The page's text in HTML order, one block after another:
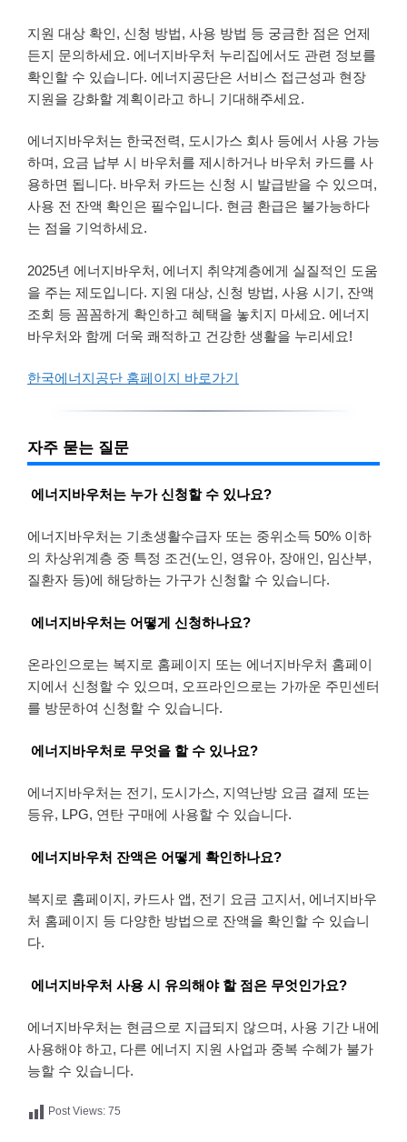
지원 대상 확인, 신청 방법, 사용 방법 등 궁금한 점은 언제
든지 문의하세요. 에너지바우처 누리집에서도 관련 정보를
확인할 수 있습니다. 에너지공단은 서비스 접근성과 현장
지원을 강화할 계획이라고 하니 기대해주세요.
에너지바우처는 한국전력, 도시가스 회사 등에서 사용 가능
하며, 요금 납부 시 바우처를 제시하거나 바우처 카드를 사
용하면 됩니다. 바우처 카드는 신청 시 발급받을 수 있으며,
사용 전 잔액 확인은 필수입니다. 현금 환급은 불가능하다
는 점을 기억하세요.
2025년 에너지바우처, 에너지 취약계층에게 실질적인 도움
을 주는 제도입니다. 지원 대상, 신청 방법, 사용 시기, 잔액
조회 등 꼼꼼하게 확인하고 혜택을 놓치지 마세요. 에너지
바우처와 함께 더욱 쾌적하고 건강한 생활을 누리세요!
한국에너지공단 홈페이지 바로가기
자주 묻는 질문
에너지바우처는 누가 신청할 수 있나요?
에너지바우처는 기초생활수급자 또는 중위소득 50% 이하
의 차상위계층 중 특정 조건(노인, 영유아, 장애인, 임산부,
질환자 등)에 해당하는 가구가 신청할 수 있습니다.
에너지바우처는 어떻게 신청하나요?
온라인으로는 복지로 홈페이지 또는 에너지바우처 홈페이
지에서 신청할 수 있으며, 오프라인으로는 가까운 주민센터
를 방문하여 신청할 수 있습니다.
에너지바우처로 무엇을 할 수 있나요?
에너지바우처는 전기, 도시가스, 지역난방 요금 결제 또는
등유, LPG, 연탄 구매에 사용할 수 있습니다.
에너지바우처 잔액은 어떻게 확인하나요?
복지로 홈페이지, 카드사 앱, 전기 요금 고지서, 에너지바우
처 홈페이지 등 다양한 방법으로 잔액을 확인할 수 있습니
다.
에너지바우처 사용 시 유의해야 할 점은 무엇인가요?
에너지바우처는 현금으로 지급되지 않으며, 사용 기간 내에
사용해야 하고, 다른 에너지 지원 사업과 중복 수혜가 불가
능할 수 있습니다.
Post Views: 75